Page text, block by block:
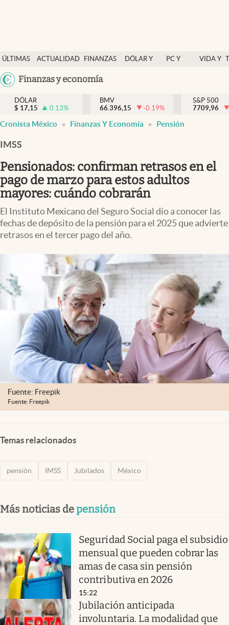
ÚLTIMAS
NOTICIAS
ACTUALIDAD
FINANZAS
DÓLAR Y
PC Y
VIDA Y
México
Finanzas y economía
Actualidad
Finanzas y economía
Dólar y mercados
Pc y celular
Vida y estilo
Tv
Clima
Espiritualidad
Mediakit
abre en nueva pestaña
DÓLAR
$ 17,15 0.13%
BMV
66.396,15
-0.19%
S&P 500
7709,96
Cronista México Finanzas Y Economía Pensión
IMSS
Pensionados: confirman retrasos en el
pago de marzo para estos adultos
mayores: cuándo cobrarán
El Instituto Mexicano del Seguro Social dio a conocer las
fechas de depósito de la pensión para el 2025 que advierte
retrasos en el tercer pago del año.
Fuente: Freepik
Fuente: Freepik
Temas relacionados
pensión IMSS Jubilados México
Más noticias depensión
Seguridad Social paga el subsidio
mensual que pueden cobrar las
amas de casa sin pensión
contributiva en 2026
15:22
Jubilación anticipada
involuntaria. La modalidad que